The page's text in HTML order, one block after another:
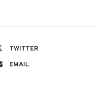
TWITTER
EMAIL